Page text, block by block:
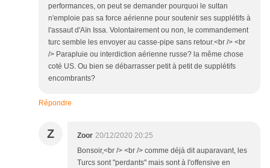
performances, on peut se demander pourquoi le sultan
n'emploie pas sa force aérienne pour soutenir ses supplétifs à
l'assaut d'Aïn Issa. Volontairement ou non, le commandement
turc semble les envoyer au casse-pipe sans retour.<br /> <br
/> Parapluie ou interdiction aérienne russe? la même chose
coté US. Ou bien se débarrasser petit à petit de supplétifs
encombrants?
Répondre
Z Zoor 20/12/2020 20:25
Bonsoir,<br /> <br /> comme déjà dit auparavant, les
Turcs sont "perdants" mais sont à l'offensive en